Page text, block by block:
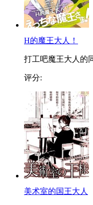
H的魔王大人！
打工吧魔王大人的
评分:
美术室的国王大人